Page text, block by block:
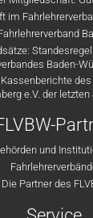
im
Baden-
e.V. der letzten
und
Die Partner des